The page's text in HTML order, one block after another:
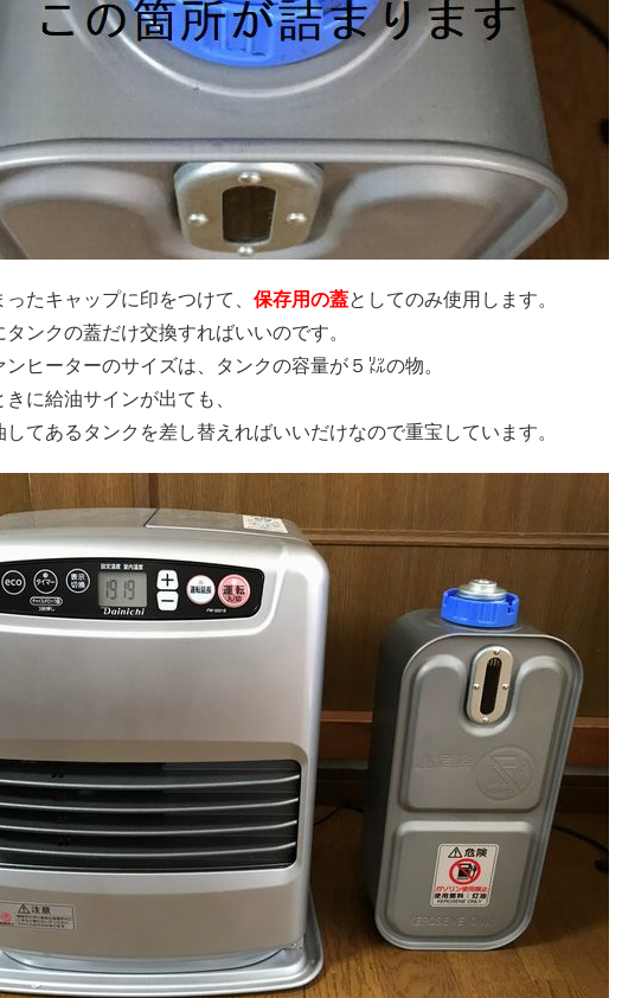
たキャップに印をつけて、 保存用の蓋としてのみ使用します。
ンクの蓋だけ交換すればいいのです。
ヒーターのサイズは、タンクの容量が５㍑の物。
に給油サインが出ても、
てあるタンクを差し替えればいいだけなので重宝しています。